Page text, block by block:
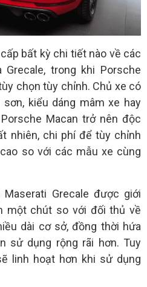
bất kỳ chi tiết nào về các
trong khi Porsche
chọn tùy chỉnh. Chủ xe có
kiểu dáng mâm xe hay
Macan trở nên độc
nhiên, chi phí để tùy chỉnh
so với các mẫu xe cùng
Grecale được giới
một chút so với đối thủ về
dài cơ sở, đồng thời hứa
sử dụng rộng rãi hơn. Tuy
linh hoạt hơn khi sử dụng